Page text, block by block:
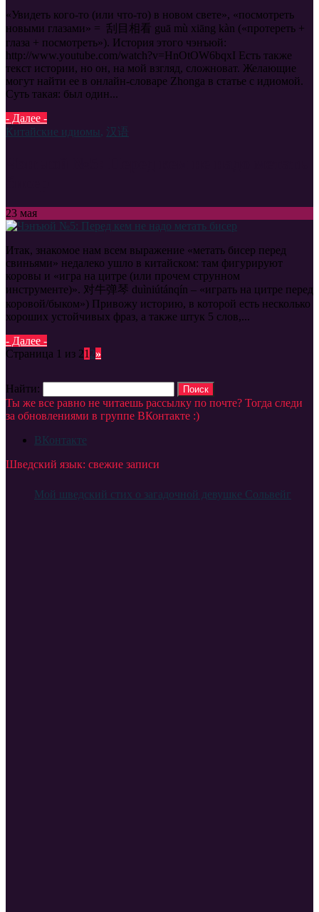
«Увидеть кого-то (или что-то) в новом свете», «посмотреть
новыми глазами» = 刮目相看 guā mù xiāng kàn («протереть +
глаза + посмотреть»). История этого чэнъюй:
http://www.youtube.com/watch?v=HnOtOW6bqxI Есть также
текст истории, но он, на мой взгляд, сложноват. Желающие
могут найти ее в онлайн-словаре Zhonga в статье с идиомой.
Суть такая: был один...
- Далее -
Китайские идиомы, 汉语
23 мая
Итак, знакомое нам всем выражение «метать бисер перед
свиньями» недалеко ушло в китайском: там фигурируют
коровы и «игра на цитре (или прочем струнном
инструменте)». 对牛弹琴 duìniútánqín – «играть на цитре перед
коровой/быком») Привожу историю, в которой есть несколько
хороших устойчивых фраз, а также штук 5 слов,...
- Далее -
Страница 1 из 21 2»
Найти:
Ты же все равно не читаешь рассылку по почте? Тогда следи
за обновлениями в группе ВКонтакте :)
ВКонтакте
Шведский язык: свежие записи
Мой шведский стих о загадочной девушке Сольвейг